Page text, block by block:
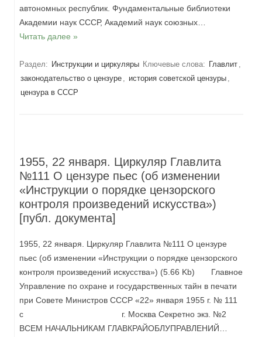
автономных республик. Фундаментальные библиотеки
Академии наук СССР, Академий наук союзных…
Читать далее »
Раздел: Инструкции и циркуляры Ключевые слова: Главлит ,
законодательство о цензуре , история советской цензуры ,
цензура в СССР
1955, 22 января. Циркуляр Главлита
№111 О цензуре пьес (об изменении
«Инструкции о порядке цензорского
контроля произведений искусства»)
[публ. документа]
1955, 22 января. Циркуляр Главлита №111 О цензуре
пьес (об изменении «Инструкции о порядке цензорского
контроля произведений искусства») (5.66 Kb) Главное
Управление по охране и государственных тайн в печати
при Совете Министров СССР «22» января 1955 г. № 111
с г. Москва Секретно экз. №2
ВСЕМ НАЧАЛЬНИКАМ ГЛАВКРАЙОБЛУПРАВЛЕНИЙ…